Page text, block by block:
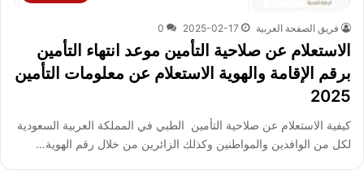
فريق الصفحة العربية 2025-02-17
0
الاستعلام عن صلاحية التأمين موعد انتهاء التأمين
برقم الإقامة والهوية الاستعلام عن معلومات التأمين
2025
كيفية الاستعلام عن صلاحية التأمين الطبي في المملكة العربية السعودية
لكل من الوافدين والمواطنين وكذلك الزائرين من خلال رقم الهوية…